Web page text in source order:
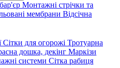
Монтажні стрічки та
мембрани Відсічна
Сітки для огорожі Тротуарна
дошка, декінг Маркізи
системи Сітка рабиця